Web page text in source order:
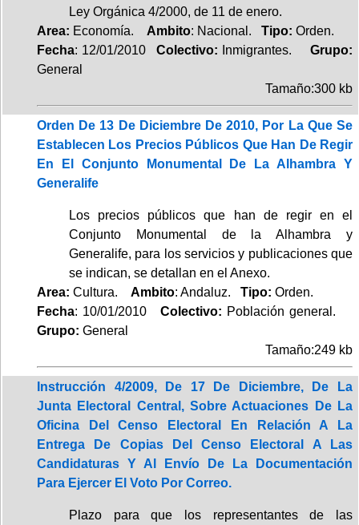
Ley Orgánica 4/2000, de 11 de enero.
Area: Economía. Ambito: Nacional. Tipo: Orden.
Fecha: 12/01/2010Colectivo: Inmigrantes.
Grupo:
General
Tamaño:300 kb
Orden De 13 De Diciembre De 2010, Por La Que Se
Establecen Los Precios Públicos Que Han De Regir
En El Conjunto Monumental De La Alhambra Y
Generalife
Los precios públicos que han de regir en el
Conjunto Monumental de la Alhambra y
Generalife, para los servicios y publicaciones que
se indican, se detallan en el Anexo.
Area: Cultura. Ambito: Andaluz. Tipo: Orden.
Fecha: 10/01/2010Colectivo: Población general.
Grupo: General
Tamaño:249 kb
Instrucción 4/2009, De 17 De Diciembre, De La
Junta Electoral Central, Sobre Actuaciones De La
Oficina Del Censo Electoral En Relación A La
Entrega De Copias Del Censo Electoral A Las
Candidaturas Y Al Envío De La Documentación
Para Ejercer El Voto Por Correo.
Plazo para que los representantes de las